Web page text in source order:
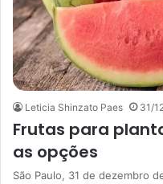
Leticia Shinzato Paes 31/
Frutas para
as opções
São Paulo, 31 de dezembro